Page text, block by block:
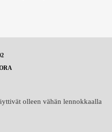
olleen vähän lennokkaalla